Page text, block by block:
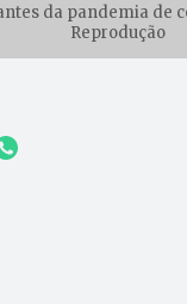
da pandemia de
Reprodução